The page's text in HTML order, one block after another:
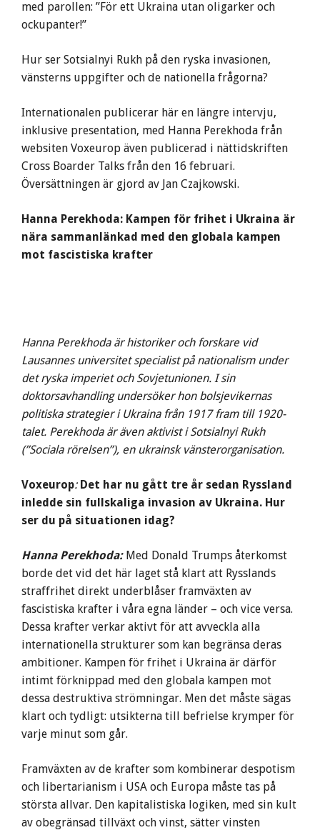
med parollen: ”För ett Ukraina utan oligarker och
ockupanter!”
Hur ser Sotsialnyi Rukh på den ryska invasionen,
vänsterns uppgifter och de nationella frågorna?
Internationalen publicerar här en längre intervju,
inklusive presentation, med Hanna Perekhoda från
websiten Voxeurop även publicerad i nättidskriften
Cross Boarder Talks från den 16 februari.
Översättningen är gjord av Jan Czajkowski.
Hanna Perekhoda: Kampen för frihet i Ukraina är
nära sammanlänkad med den globala kampen
mot fascistiska krafter
Hanna Perekhoda är historiker och forskare vid
Lausannes universitet specialist på nationalism under
det ryska imperiet och Sovjetunionen. I sin
doktorsavhandling undersöker hon bolsjevikernas
politiska strategier i Ukraina från 1917 fram till 1920-
talet. Perekhoda är även aktivist i Sotsialnyi Rukh
(”Sociala rörelsen”), en ukrainsk vänsterorganisation.
Voxeurop: Det har nu gått tre år sedan Ryssland
inledde sin fullskaliga invasion av Ukraina. Hur
ser du på situationen idag?
Hanna Perekhoda:Med Donald Trumps återkomst
borde det vid det här laget stå klart att Rysslands
straffrihet direkt underblåser framväxten av
fascistiska krafter i våra egna länder – och vice versa.
Dessa krafter verkar aktivt för att avveckla alla
internationella strukturer som kan begränsa deras
ambitioner. Kampen för frihet i Ukraina är därför
intimt förknippad med den globala kampen mot
dessa destruktiva strömningar. Men det måste sägas
klart och tydligt: utsikterna till befrielse krymper för
varje minut som går.
Framväxten av de krafter som kombinerar despotism
och libertarianism i USA och Europa måste tas på
största allvar. Den kapitalistiska logiken, med sin kult
av obegränsad tillväxt och vinst, sätter vinsten